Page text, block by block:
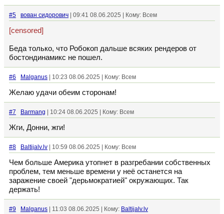
#5 вован сидорович | 09:41 08.06.2025 | Кому: Всем
[censored]
Беда только, что Робокоп дальше всяких рендеров от
бостондинамикс не пошел.
#6 Malganus | 10:23 08.06.2025 | Кому: Всем
Желаю удачи обеим сторонам!
#7 Barmang | 10:24 08.06.2025 | Кому: Всем
Жги, Донни, жги!
#8 Baltijalv.lv | 10:59 08.06.2025 | Кому: Всем
Чем больше Америка утопнет в разгребании собственных
проблем, тем меньше времени у неё останется на
заражение своей "дерьмократией" окружающих. Так
держать!
#9 Malganus | 11:03 08.06.2025 | Кому: Baltijalv.lv